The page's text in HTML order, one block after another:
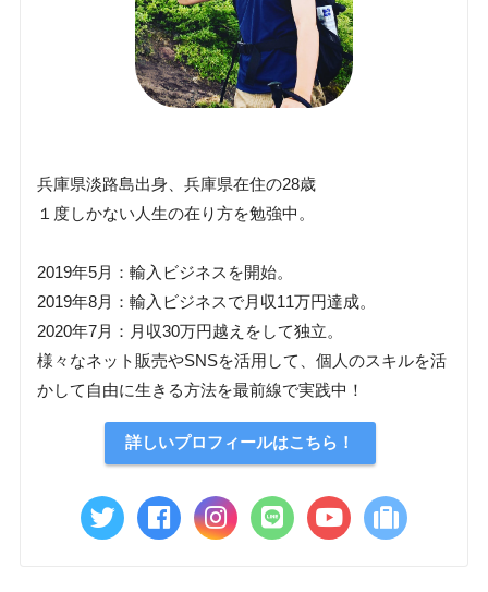
兵庫県淡路島出身、兵庫県在住の28歳
１度しかない人生の在り方を勉強中。
2019年5月：輸入ビジネスを開始。
2019年8月：輸入ビジネスで月収11万円達成。
2020年7月：月収30万円越えをして独立。
様々なネット販売やSNSを活用して、個人のスキルを活
かして自由に生きる方法を最前線で実践中！
詳しいプロフィールはこちら！